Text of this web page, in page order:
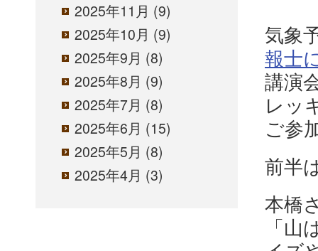
2025年11月 (9)
2025年10月 (9)
2025年9月 (8)
2025年8月 (9)
2025年7月 (8)
2025年6月 (15)
2025年5月 (8)
2025年4月 (3)
気象
報士
講演
レッ
ご参
前半
本橋
「